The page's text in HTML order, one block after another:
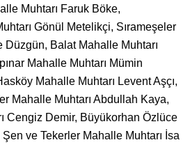
Muhtarı Faruk Böke,
Gönül Metelikçi, Sırameşeler
Düzgün, Balat Mahalle Muhtarı
Mahalle Muhtarı Mümin
Mahalle Muhtarı Levent Aşçı,
Mahalle Muhtarı Abdullah Kaya,
Cengiz Demir, Büyükorhan Özlüce
ve Tekerler Mahalle Muhtarı İsa